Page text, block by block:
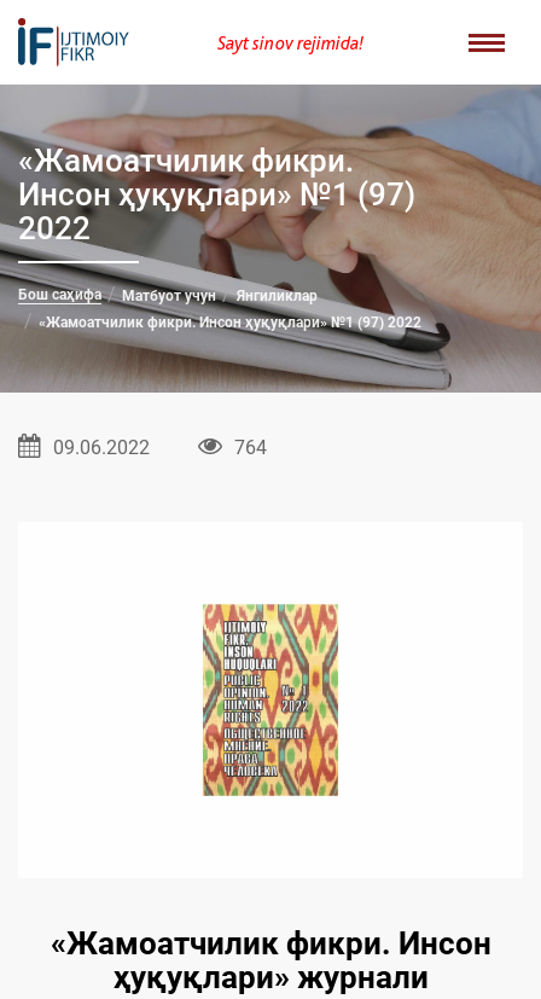
Sayt sinov rejimida!
«Жамоатчилик фикри.
Инсон ҳуқуқлари» №1 (97)
2022
Бош саҳифа Матбуот учун
Янгиликлар
«Жамоатчилик фикри. Инсон ҳуқуқлари» №1 (97) 2022
09.06.2022 764
«Жамоатчилик фикри. Инсон
ҳуқуқлари» журнали